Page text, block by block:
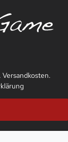
Versandkosten.